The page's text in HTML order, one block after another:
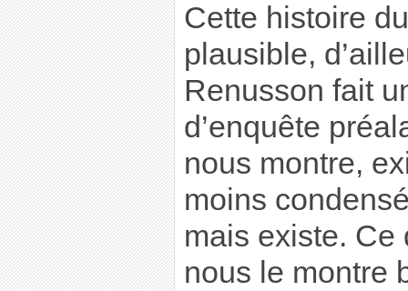
Cette histoire
plausible,
Renusson fait
d’enquête
nous montre,
moins
mais existe. Ce
nous le montre